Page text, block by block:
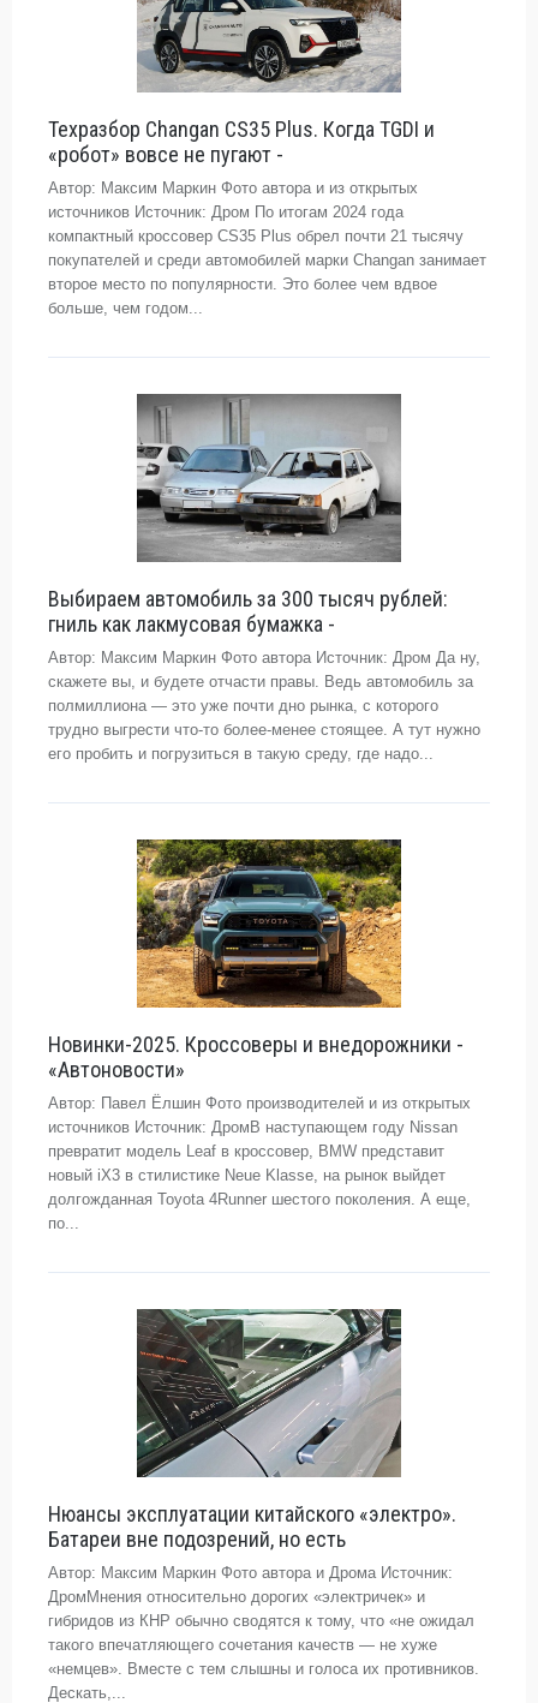
Техразбор Changan CS35 Plus. Когда TGDI и
«робот» вовсе не пугают -
Автор: Максим Маркин Фото автора и из открытых
источников Источник: Дром По итогам 2024 года
компактный кроссовер CS35 Plus обрел почти 21 тысячу
покупателей и среди автомобилей марки Changan занимает
второе место по популярности. Это более чем вдвое
больше, чем годом...
Выбираем автомобиль за 300 тысяч рублей:
гниль как лакмусовая бумажка -
Автор: Максим Маркин Фото автора Источник: Дром Да ну,
скажете вы, и будете отчасти правы. Ведь автомобиль за
полмиллиона — это уже почти дно рынка, с которого
трудно выгрести что-то более-менее стоящее. А тут нужно
его пробить и погрузиться в такую среду, где надо...
Новинки-2025. Кроссоверы и внедорожники -
«Автоновости»
Автор: Павел Ёлшин Фото производителей и из открытых
источников Источник: ДромВ наступающем году Nissan
превратит модель Leaf в кроссовер, BMW представит
новый iX3 в стилистике Neue Klasse, на рынок выйдет
долгожданная Toyota 4Runner шестого поколения. А еще,
по...
Нюансы эксплуатации китайского «электро».
Батареи вне подозрений, но есть
Автор: Максим Маркин Фото автора и Дрома Источник:
ДромМнения относительно дорогих «электричек» и
гибридов из КНР обычно сводятся к тому, что «не ожидал
такого впечатляющего сочетания качеств — не хуже
«немцев». Вместе с тем слышны и голоса их противников.
Дескать,...